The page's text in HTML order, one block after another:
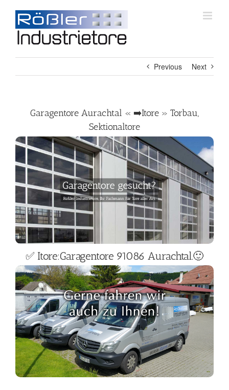
content
Previous Next
Garagentore Aurachtal « ➡️Itore » Torbau,
Sektionaltore
✅ Itore:Garagentore 91086 Aurachtal.🙂